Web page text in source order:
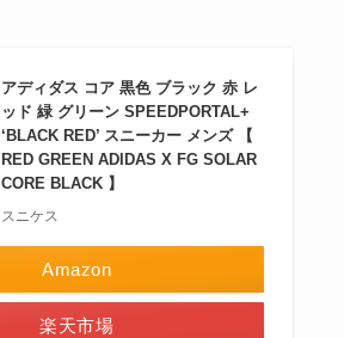
アディダス コア 黒色 ブラック 赤 レ
ッド 緑 グリーン SPEEDPORTAL+
‘BLACK RED’ スニーカー メンズ 【
RED GREEN ADIDAS X FG SOLAR
CORE BLACK 】
スニケス
Amazon
楽天市場